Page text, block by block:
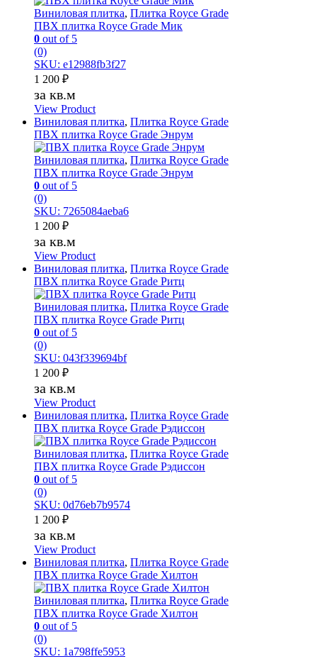
Виниловая плитка, Плитка Royce Grade
ПВХ плитка Royce Grade Мик
0 out of 5
(0)
SKU: e12988fb3f27
1 200 ₽
за кв.м
View Product
Виниловая плитка, Плитка Royce Grade
ПВХ плитка Royce Grade Энрум
Виниловая плитка, Плитка Royce Grade
ПВХ плитка Royce Grade Энрум
0 out of 5
(0)
SKU: 7265084aeba6
1 200 ₽
за кв.м
View Product
Виниловая плитка, Плитка Royce Grade
ПВХ плитка Royce Grade Ритц
Виниловая плитка, Плитка Royce Grade
ПВХ плитка Royce Grade Ритц
0 out of 5
(0)
SKU: 043f339694bf
1 200 ₽
за кв.м
View Product
Виниловая плитка, Плитка Royce Grade
ПВХ плитка Royce Grade Рэдиссон
Виниловая плитка, Плитка Royce Grade
ПВХ плитка Royce Grade Рэдиссон
0 out of 5
(0)
SKU: 0d76eb7b9574
1 200 ₽
за кв.м
View Product
Виниловая плитка, Плитка Royce Grade
ПВХ плитка Royce Grade Хилтон
Виниловая плитка, Плитка Royce Grade
ПВХ плитка Royce Grade Хилтон
0 out of 5
(0)
SKU: 1a798ffe5953